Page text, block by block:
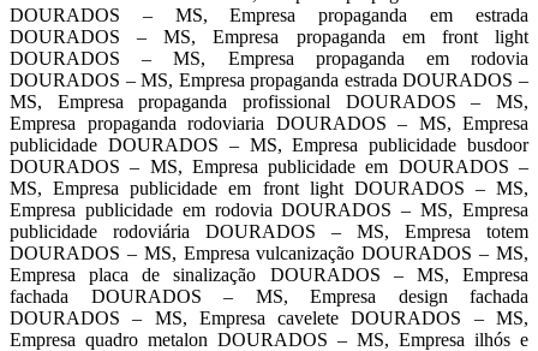
DOURADOS – MS, Empresa propaganda em estrada
DOURADOS – MS, Empresa propaganda em front light
DOURADOS – MS, Empresa propaganda em rodovia
DOURADOS – MS, Empresa propaganda estrada DOURADOS –
MS, Empresa propaganda profissional DOURADOS – MS,
Empresa propaganda rodoviaria DOURADOS – MS, Empresa
publicidade DOURADOS – MS, Empresa publicidade busdoor
DOURADOS – MS, Empresa publicidade em DOURADOS –
MS, Empresa publicidade em front light DOURADOS – MS,
Empresa publicidade em rodovia DOURADOS – MS, Empresa
publicidade rodoviária DOURADOS – MS, Empresa totem
DOURADOS – MS, Empresa vulcanização DOURADOS – MS,
Empresa placa de sinalização DOURADOS – MS, Empresa
fachada DOURADOS – MS, Empresa design fachada
DOURADOS – MS, Empresa cavelete DOURADOS – MS,
Empresa quadro metalon DOURADOS – MS, Empresa ilhós e